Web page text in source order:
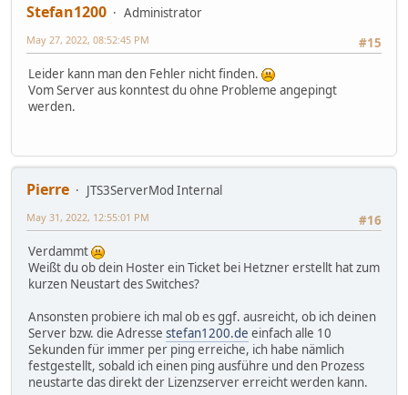
Stefan1200
Administrator
#15
May 27, 2022, 08:52:45 PM
Leider kann man den Fehler nicht finden.
Vom Server aus konntest du ohne Probleme angepingt
werden.
Pierre
JTS3ServerMod Internal
#16
May 31, 2022, 12:55:01 PM
Verdammt
Weißt du ob dein Hoster ein Ticket bei Hetzner erstellt hat zum
kurzen Neustart des Switches?
Ansonsten probiere ich mal ob es ggf. ausreicht, ob ich deinen
Server bzw. die Adresse stefan1200.de einfach alle 10
Sekunden für immer per ping erreiche, ich habe nämlich
festgestellt, sobald ich einen ping ausführe und den Prozess
neustarte das direkt der Lizenzserver erreicht werden kann.